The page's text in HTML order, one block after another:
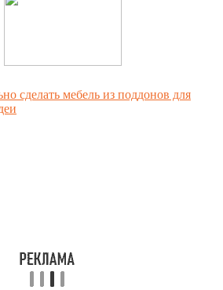
сделать мебель из поддонов для